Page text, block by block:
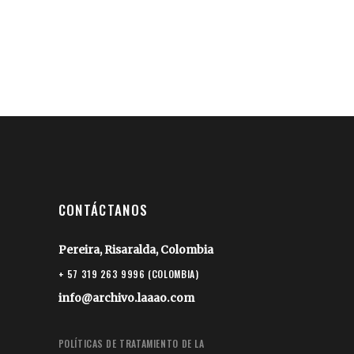
CONTÁCTANOS
Pereira, Risaralda, Colombia
+ 57 319 263 9996 (COLOMBIA)
info@archivo.laaao.com
POLÍTICAS DE TRATAMIENTO DE LA